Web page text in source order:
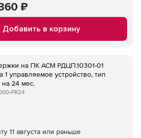
₽
Добавить в корзину
на ПК ACM РДЦП.10301-01
1 управляемое устройство, тип
24 мес.
PR24
11 августа или раньше